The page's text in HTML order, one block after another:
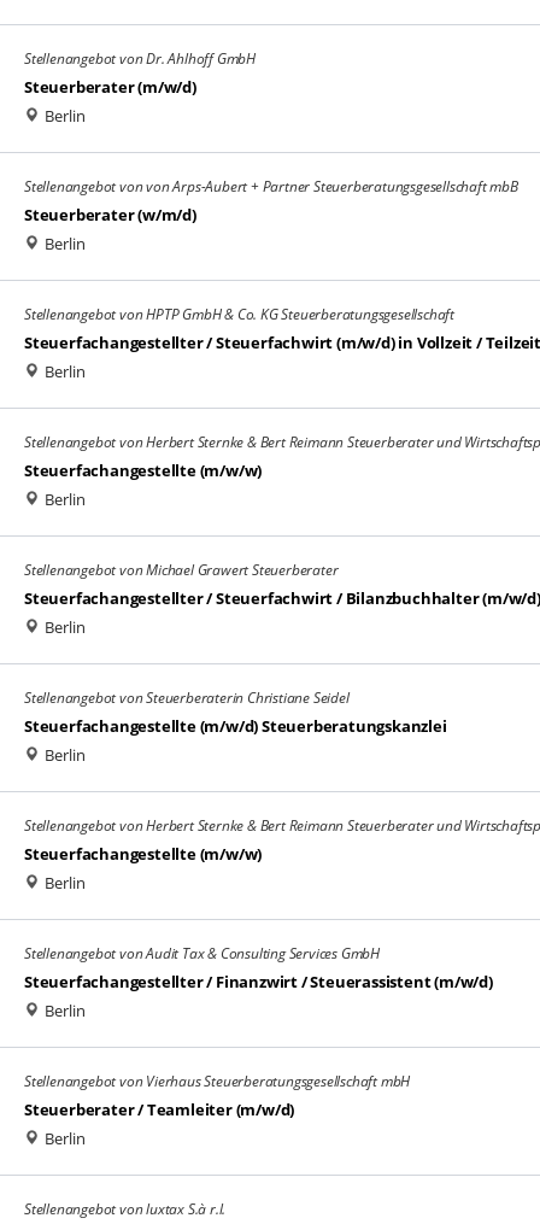
Stellenangebot von Dr. Ahlhoff GmbH
Steuerberater (m/w/d)
Berlin
Stellenangebot von von Arps-Aubert + Partner Steuerberatungsgesellschaft mbB
Steuerberater (w/m/d)
Berlin
Stellenangebot von HPTP GmbH & Co. KG Steuerberatungsgesellschaft
Steuerfachangestellter / Steuerfachwirt (m/w/d) in Vollzeit / Teilzeit
Berlin
Stellenangebot von Herbert Sternke & Bert Reimann Steuerberater und
Steuerfachangestellte (m/w/w)
Berlin
Stellenangebot von Michael Grawert Steuerberater
Steuerfachangestellter / Steuerfachwirt / Bilanzbuchhalter (m/w/d)
Berlin
Stellenangebot von Steuerberaterin Christiane Seidel
Steuerfachangestellte (m/w/d) Steuerberatungskanzlei
Berlin
Stellenangebot von Herbert Sternke & Bert Reimann Steuerberater und
Steuerfachangestellte (m/w/w)
Berlin
Stellenangebot von Audit Tax & Consulting Services GmbH
Steuerfachangestellter / Finanzwirt / Steuerassistent (m/w/d)
Berlin
Stellenangebot von Vierhaus Steuerberatungsgesellschaft mbH
Steuerberater / Teamleiter (m/w/d)
Berlin
Stellenangebot von luxtax S.à r.l.